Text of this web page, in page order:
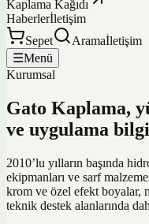
Kaplama Kağıdı
Haberlerİletişim
Sepet
Aramaİletişim
☰Menü
Kurumsal
Gato Kaplama,
ve uygulama
2010’lu yılların başında
ekipmanları ve sarf
krom ve özel efekt boyalar,
teknik destek alanlarında